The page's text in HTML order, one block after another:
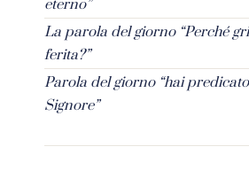
eterno”
La parola del giorno “Perché
ferita?”
Parola del giorno “hai
Signore”